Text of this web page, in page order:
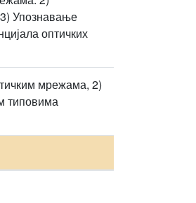
Упознавање
оптичких
мрежама, 2)
типовима